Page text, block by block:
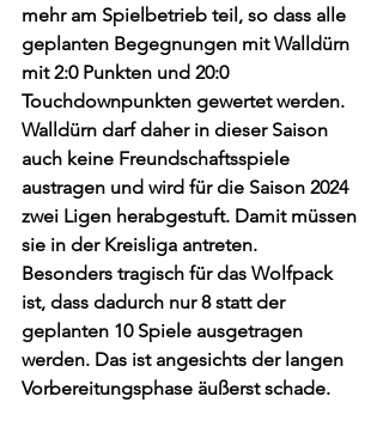
mehr am Spielbetrieb teil, so dass alle
geplanten Begegnungen mit Walldürn
mit 2:0 Punkten und 20:0
Touchdownpunkten gewertet werden.
Walldürn darf daher in dieser Saison
auch keine Freundschaftsspiele
austragen und wird für die Saison 2024
zwei Ligen herabgestuft. Damit müssen
sie in der Kreisliga antreten.
Besonders tragisch für das Wolfpack
ist, dass dadurch nur 8 statt der
geplanten 10 Spiele ausgetragen
werden. Das ist angesichts der langen
Vorbereitungsphase äußerst schade.